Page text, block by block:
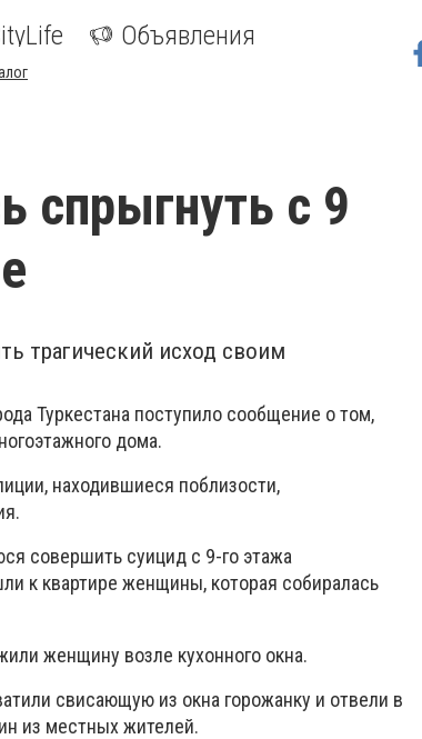
Объявления
спрыгнуть с 9
трагический исход своим
Туркестана поступило сообщение о том,
дома.
находившиеся поблизости,
совершить суицид с 9-го этажа
к квартире женщины, которая собиралась
женщину возле кухонного окна.
свисающую из окна горожанку и отвели в
из местных жителей.